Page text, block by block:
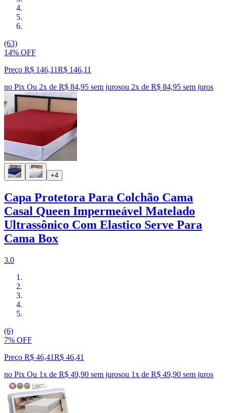
(63)
14% OFF
Preço R$ 146,11R$ 146,11
no Pix Ou 2x de R$ 84,95 sem jurosou 2x de R$ 84,95 sem juros
+4
Capa Protetora Para Colchão Cama
Casal Queen Impermeável Matelado
Ultrassônico Com Elastico Serve Para
Cama Box
3.0
(6)
7% OFF
Preço R$ 46,41R$ 46,41
no Pix Ou 1x de R$ 49,90 sem jurosou 1x de R$ 49,90 sem juros